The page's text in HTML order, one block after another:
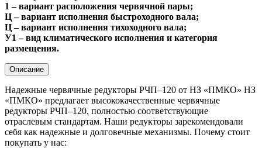
1 – вариант расположения червячной пары;
Ц – вариант исполнения быстроходного вала;
Ц – вариант исполнения тихоходного вала;
У1 – вид климатического исполнения и категория
размещения.
Описание
Надежные червячные редукторы РЧП–120 от НЗ «ПМКО» НЗ
«ПМКО» предлагает высококачественные червячные
редукторы РЧП–120, полностью соответствующие
отраслевым стандартам. Наши редукторы зарекомендовали
себя как надежные и долговечные механизмы. Почему стоит
покупать у нас: